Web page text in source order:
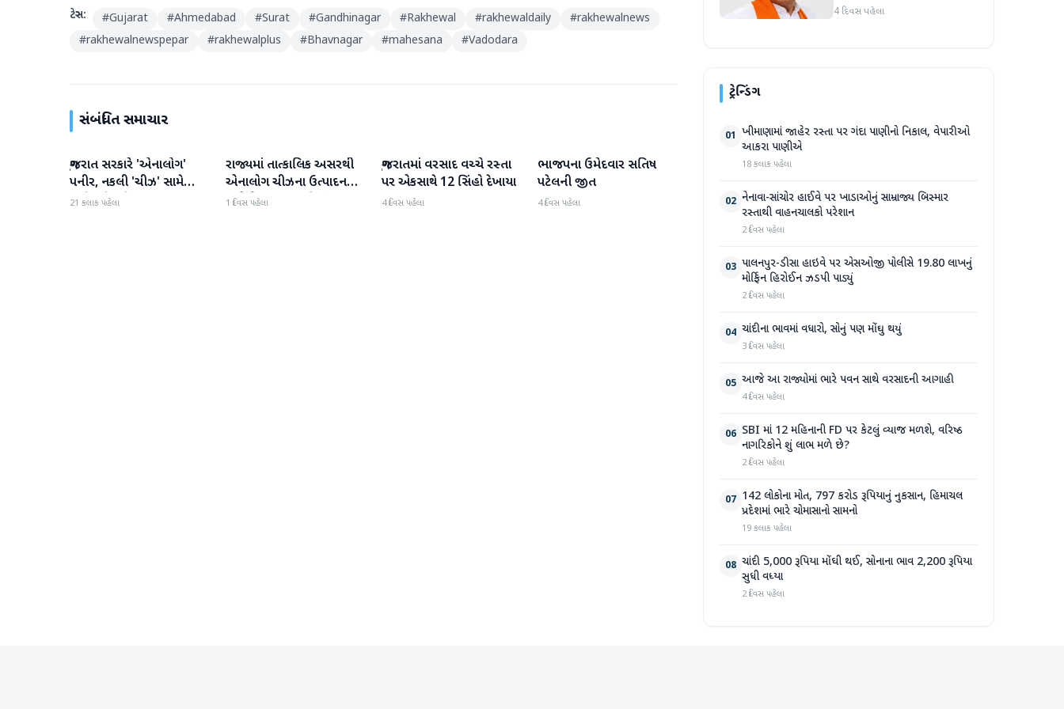
ટેગ્સ: #Gujarat #Ahmedabad #Surat #Gandhinagar #Rakhewal #rakhewaldaily #rakhewalnews
#rakhewalnewspepar #rakhewalplus #Bhavnagar #mahesana #Vadodara
સંબંધિત સમાચાર
ગુજરાત
ગુજરાત સરકારે 'એનાલોગ'
પનીર, નકલી 'ચીઝ' સામે
કાર્યવાહી કરી
21 કલાક પહેલા
ગુજરાત
રાજ્યમાં તાત્કાલિક અસરથી
એનાલોગ ચીઝના ઉત્પાદન
અને વેચાણ પર પ્રતિબંધ.
1 દિવસ પહેલા
ગુજરાત
ગુજરાતમાં વરસાદ વચ્ચે રસ્તા
પર એકસાથે 12 સિંહો દેખાયા
4 દિવસ પહેલા
ગુજરાત
ભાજપના ઉમેદવાર સતિષ
પટેલની જીત
4 દિવસ પહેલા
માર્જિનથી આગળ
4 દિવસ પહેલા
ટ્રેન્ડિંગ
01 ખીમાણામાં જાહેર રસ્તા પર ગંદા પાણીનો નિકાલ, વેપારીઓ
આકરા પાણીએ
18 કલાક પહેલા
02 નેનાવા-સાંચોર હાઈવે પર ખાડાઓનું સામ્રાજ્ય બિસ્માર
રસ્તાથી વાહનચાલકો પરેશાન
2 દિવસ પહેલા
03 પાલનપુર-ડીસા હાઇવે પર એસઓજી પોલીસે 19.80 લાખનું
મોર્ફિન હિરોઈન ઝડપી પાડ્યું
2 દિવસ પહેલા
04 ચાંદીના ભાવમાં વધારો, સોનું પણ મોંઘુ થયું
3 દિવસ પહેલા
05 આજે આ રાજ્યોમાં ભારે પવન સાથે વરસાદની આગાહી
4 દિવસ પહેલા
06 SBI માં 12 મહિનાની FD પર કેટલું વ્યાજ મળશે, વરિષ્ઠ
નાગરિકોને શું લાભ મળે છે?
2 દિવસ પહેલા
07 142 લોકોના મોત, 797 કરોડ રૂપિયાનું નુકસાન, હિમાચલ
પ્રદેશમાં ભારે ચોમાસાનો સામનો
19 કલાક પહેલા
08 ચાંદી 5,000 રૂપિયા મોંઘી થઈ, સોનાના ભાવ 2,200 રૂપિયા
સુધી વધ્યા
2 દિવસ પહેલા